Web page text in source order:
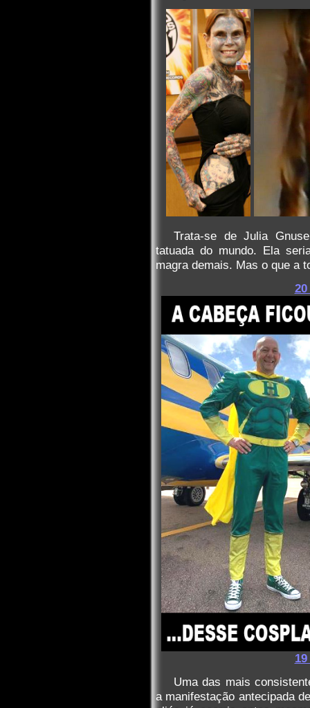
Trata-se de Julia
tatuada do mundo. Ela
magra demais. Mas o que a
Uma das mais
a manifestação antecipada